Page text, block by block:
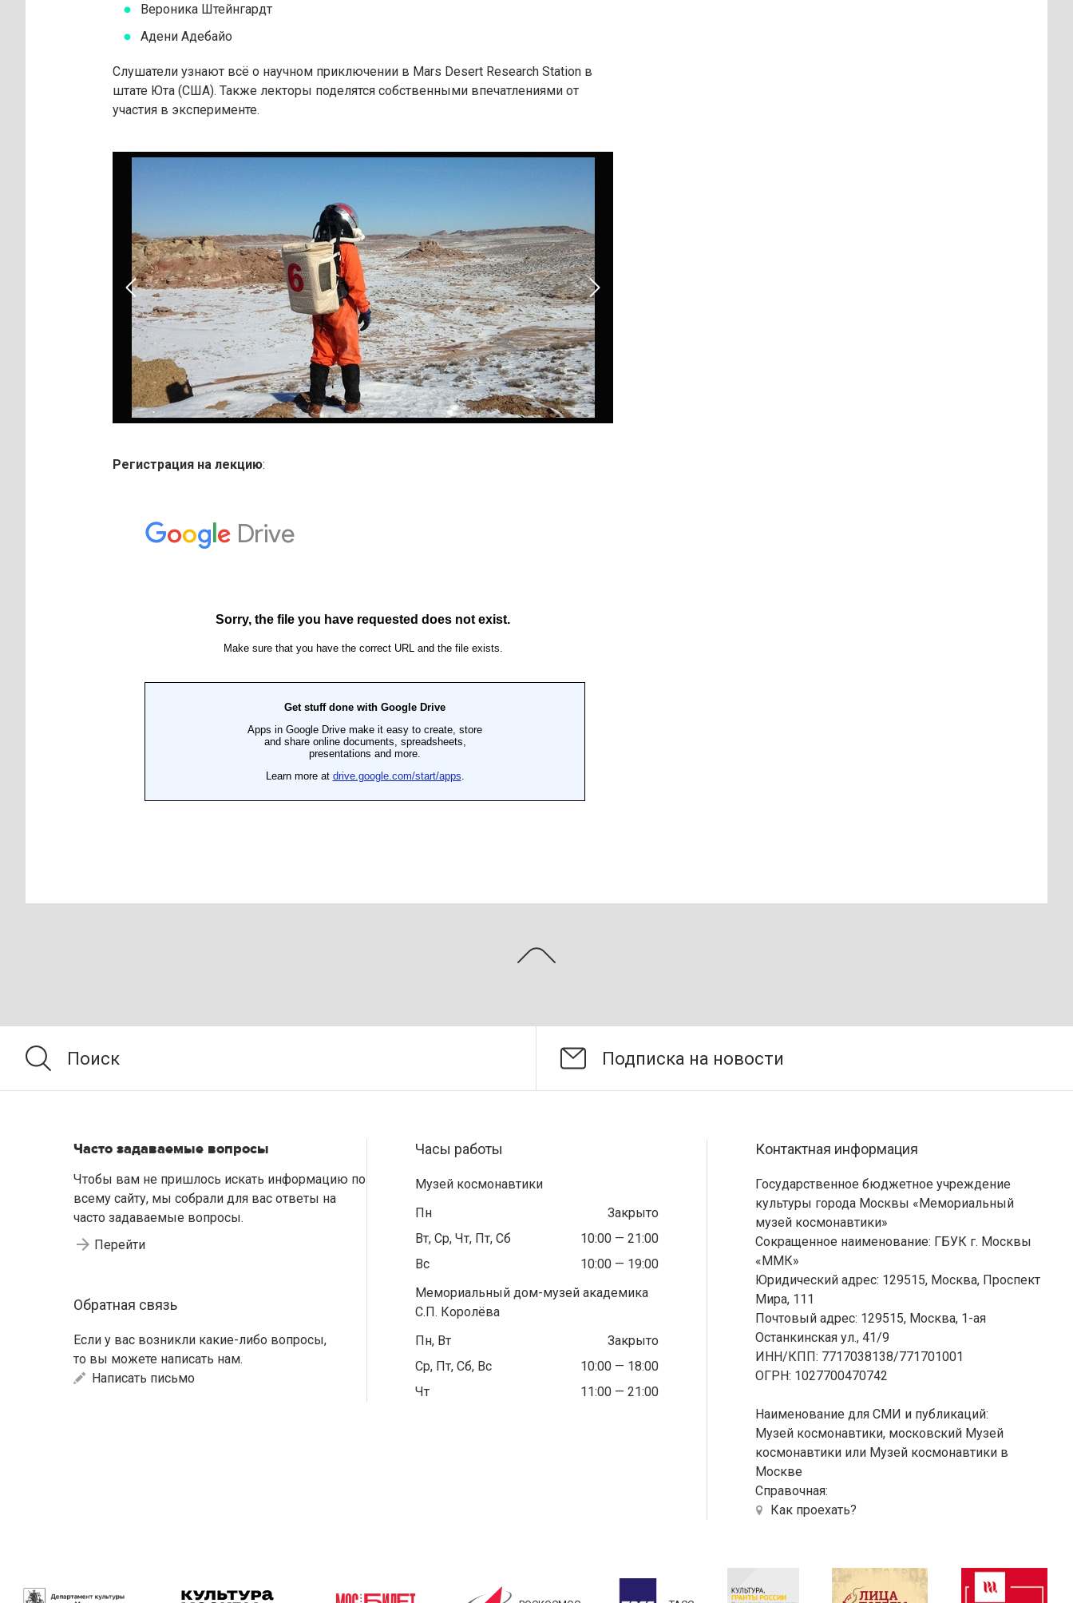
Вероника Штейнгардт
Адени Адебайо
Слушатели узнают всё о научном приключении в Mars Desert Research Station в
штате Юта (США). Также лекторы поделятся собственными впечатлениями от
участия в эксперименте.
Регистрация на лекцию:
Часто задаваемые вопросы
Чтобы вам не пришлось искать информацию по
всему сайту, мы собрали для вас ответы на
часто задаваемые вопросы.
Перейти
Обратная связь
Если у вас возникли какие-либо вопросы,
то вы можете написать нам.
Написать письмо
Часы работы
Музей космонавтики
Пн
Закрыто
Вт, Ср, Чт, Пт, Сб
10:00 — 21:00
Вс
10:00 — 19:00
Мемориальный дом-музей академика
С.П. Королёва
Пн, Вт
Закрыто
Ср, Пт, Сб, Вс
10:00 — 18:00
Чт
11:00 — 21:00
Контактная информация
Государственное бюджетное учреждение
культуры города Москвы «Мемориальный
музей космонавтики»
Сокращенное наименование: ГБУК г. Москвы
«ММК»
Юридический адрес: 129515, Москва, Проспект
Мира, 111
Почтовый адрес: 129515, Москва, 1-ая
Останкинская ул., 41/9
ИНН/КПП: 7717038138/771701001
ОГРН: 1027700470742
Наименование для СМИ и публикаций:
Музей космонавтики, московский Музей
космонавтики или Музей космонавтики в
Москве
Справочная:
Как проехать?